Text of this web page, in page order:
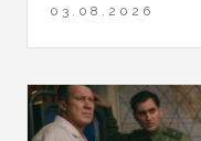
03.08.2026